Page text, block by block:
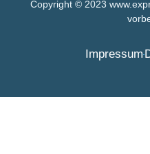
Copyright © 2023
Impressum